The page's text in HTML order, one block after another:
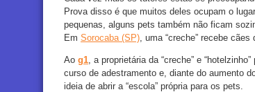
Prova disso é que muitos deles ocupam o
pequenas, alguns pets também não ficam
Em Sorocaba (SP), uma “creche” recebe cães
Ao g1, a proprietária da “creche” e
curso de adestramento e, diante do aumento
ideia de abrir a “escola” própria para os pets.